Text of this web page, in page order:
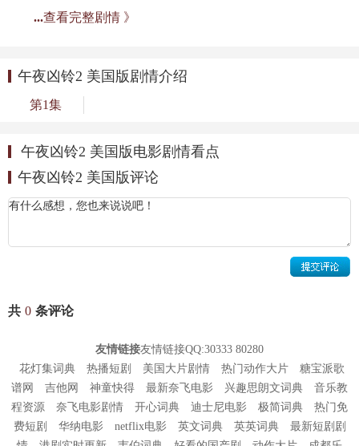
...查看完整剧情 》
午夜凶铃2 美国版剧情介绍
第1集
午夜凶铃2 美国版电影剧情看点
午夜凶铃2 美国版评论
共 0 条评论
友情链接友情链接QQ:30333 80280
花灯集词典
热播短剧 美国大片剧情 热门动作大片
糖宝派歌
谱网
吉他网 神童快得 最新奈飞电影 兴趣思朗文词典
音乐教
程资源
奈飞电影剧情 开心词典 迪士尼电影 极简词典
热门免
费短剧
华纳电影 netflix电影 英文词典 英英词典
最新短剧剧